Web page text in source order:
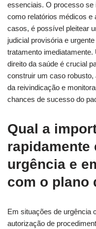
essenciais. O processo se
como relatórios médicos e
casos, é possível pleitear
judicial provisória e
tratamento
direito da saúde é crucial
construir um caso
da reivindicação e
chances de sucesso do
Qual a
rapidamente
urgência e
com o plano
Em situações de urgência
autorização de